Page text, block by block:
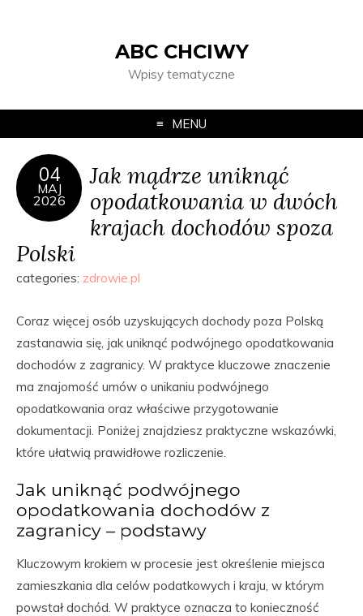
ABC CHCIWY
Wpisy tematyczne
MENU
04
MAJ
2026
Jak mądrze uniknąć
opodatkowania w dwóch
krajach dochodów spoza
Polski
categories: zdrowie.pl
Coraz więcej osób uzyskujących dochody poza Polską
zastanawia się, jak uniknąć podwójnego opodatkowania
dochodów z zagranicy. W praktyce kluczowe znaczenie
ma znajomość umów o unikaniu podwójnego
opodatkowania oraz właściwe przygotowanie
dokumentacji. Poniżej znajdziesz praktyczne wskazówki,
które ułatwią prawidłowe rozliczenie.
Jak uniknąć podwójnego
opodatkowania dochodów z
zagranicy – podstawy
Kluczowym krokiem w procesie jest określenie miejsca
zamieszkania dla celów podatkowych i kraju, w którym
powstał dochód. W praktyce oznacza to konieczność